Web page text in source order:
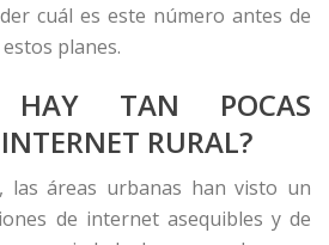
cuál es este número antes de
planes.
HAY TAN POCAS
RURAL?
las áreas urbanas han visto un
de internet asequibles y de